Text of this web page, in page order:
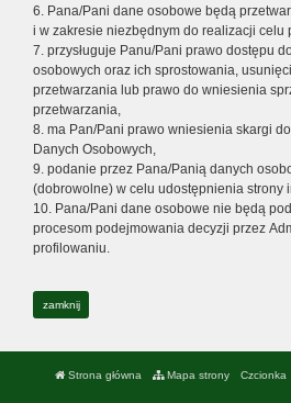
6. Pana/Pani dane osobowe będą
i w zakresie niezbędnym do realizacji celu
7. przysługuje Panu/Pani prawo dostępu
osobowych oraz ich sprostowania,
przetwarzania lub prawo do wniesienia
przetwarzania,
8. ma Pan/Pani prawo wniesienia skargi
Danych Osobowych,
9. podanie przez Pana/Panią danych
(dobrowolne) w celu udostępnienia strony
10. Pana/Pani dane osobowe nie będą
procesom podejmowania decyzji przez
profilowaniu.
zamknij
Strona główna Mapa strony Czcionka